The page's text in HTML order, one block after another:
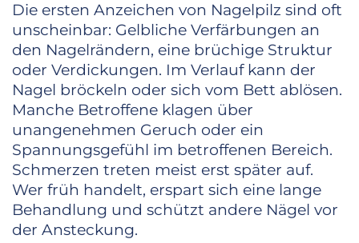
Die ersten Anzeichen von Nagelpilz sind oft
unscheinbar: Gelbliche Verfärbungen an
den Nagelrändern, eine brüchige Struktur
oder Verdickungen. Im Verlauf kann der
Nagel bröckeln oder sich vom Bett ablösen.
Manche Betroffene klagen über
unangenehmen Geruch oder ein
Spannungsgefühl im betroffenen Bereich.
Schmerzen treten meist erst später auf.
Wer früh handelt, erspart sich eine lange
Behandlung und schützt andere Nägel vor
der Ansteckung.